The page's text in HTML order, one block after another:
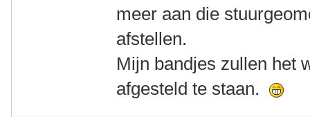
meer aan die
afstellen.
Mijn bandjes zullen het
afgesteld te staan.